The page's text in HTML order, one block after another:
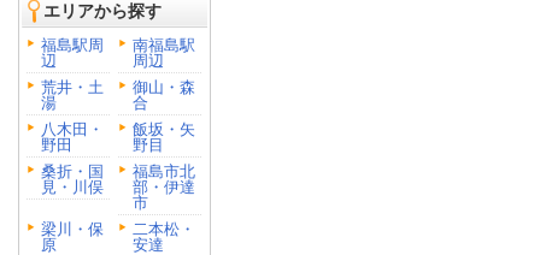
エリアから探す
福島駅周
辺
南福島駅
周辺
荒井・土
湯
御山・森
合
八木田・
野田
飯坂・矢
野目
桑折・国
見・川俣
福島市北
部・伊達
市
梁川・保
原
二本松・
安達